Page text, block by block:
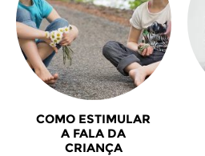
COMO ESTIMULAR
A FALA DA
CRIANÇA